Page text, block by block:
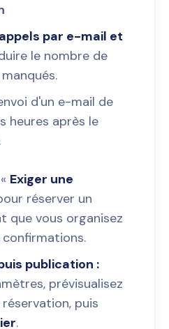
par e-mail et
le nombre de
d'un e-mail de
heures après le
Exiger une
réserver un
que vous organisez
confirmations.
publication :
prévisualisez
puis
.